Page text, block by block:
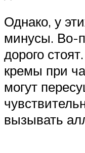
Однако, у
минусы. Во-
дорого
кремы при
могут
вызывать